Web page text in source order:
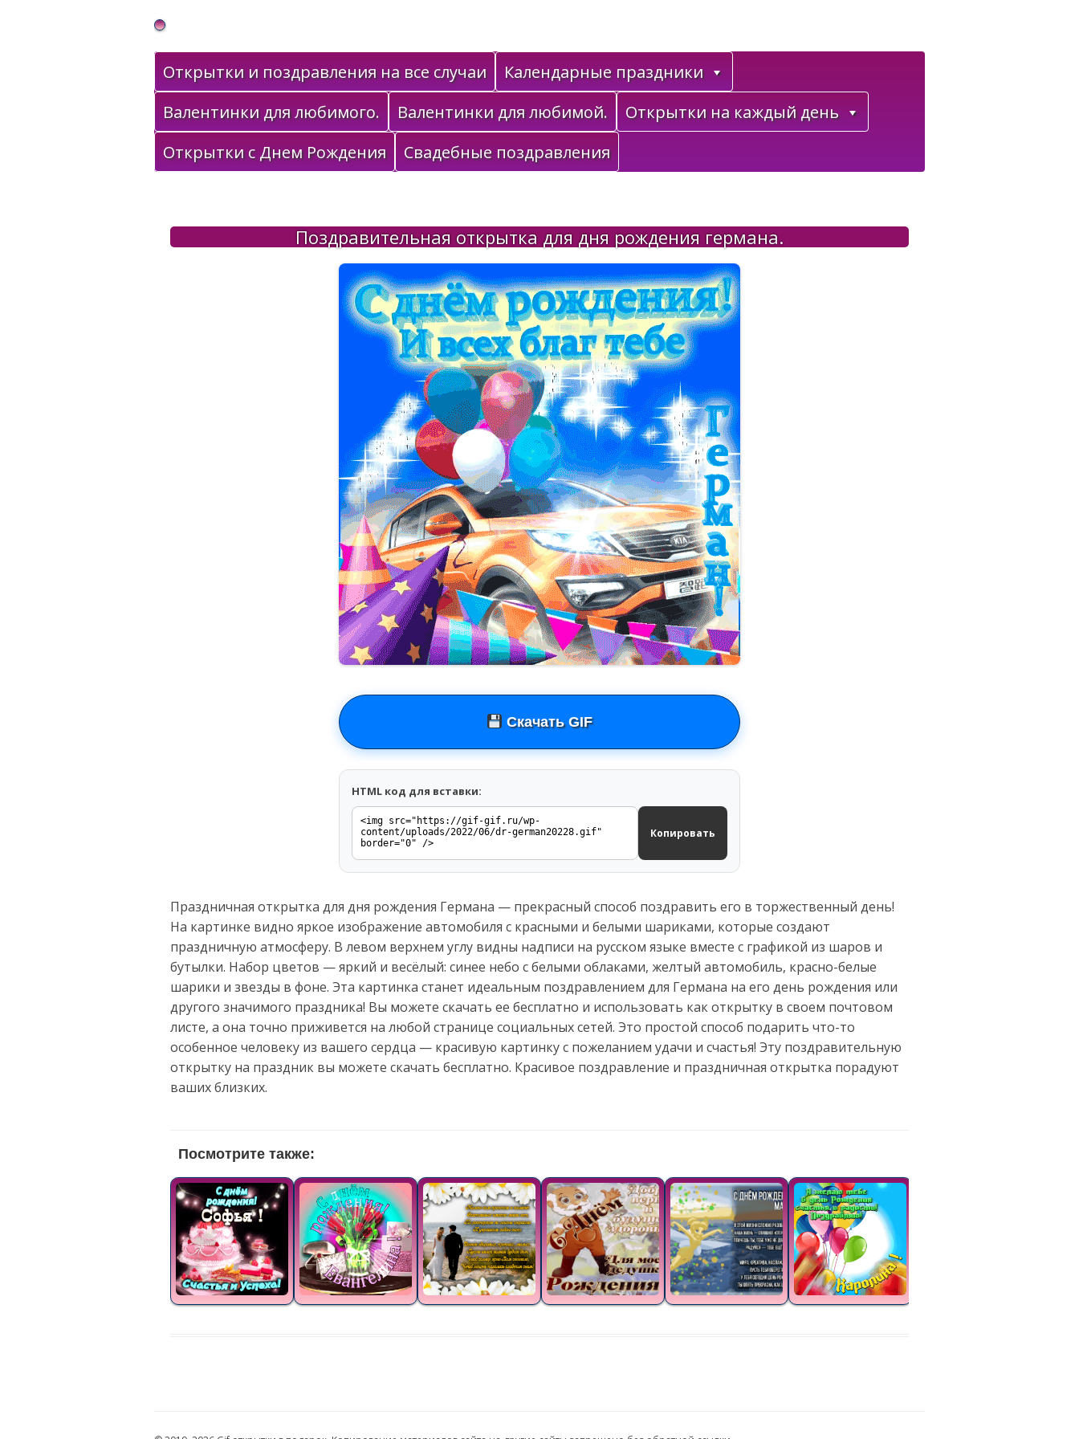
Gif Открытки в подарок
Открытки и поздравления на все случаи
Календарные праздники
Валентинки для любимого.
Валентинки для любимой.
Открытки на каждый день
Открытки с Днем Рождения
Свадебные поздравления
Поздравительная открытка для дня рождения германа.
Скачать GIF
HTML код для вставки:
Копировать
Праздничная открытка для дня рождения Германа — прекрасный способ поздравить его в торжественный день!
На картинке видно яркое изображение автомобиля с красными и белыми шариками, которые создают
праздничную атмосферу. В левом верхнем углу видны надписи на русском языке вместе с графикой из шаров и
бутылки. Набор цветов — яркий и весёлый: синее небо с белыми облаками, желтый автомобиль, красно-белые
шарики и звезды в фоне. Эта картинка станет идеальным поздравлением для Германа на его день рождения или
другого значимого праздника! Вы можете скачать ее бесплатно и использовать как открытку в своем почтовом
листе, а она точно приживется на любой странице социальных сетей. Это простой способ подарить что-то
особенное человеку из вашего сердца — красивую картинку с пожеланием удачи и счастья! Эту поздравительную
открытку на праздник вы можете скачать бесплатно. Красивое поздравление и праздничная открытка порадуют
ваших близких.
Посмотрите также: